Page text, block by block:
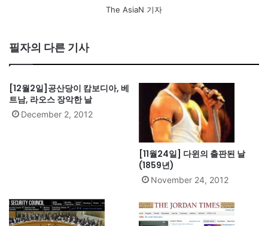
The AsiaN 기자
필자의 다른 기사
[12월2일]공산당이 캄보디아, 베
트남, 라오스 장악한 날
December 2, 2012
[11월24일] 다윈의 출판된 날
(1859년)
November 24, 2012